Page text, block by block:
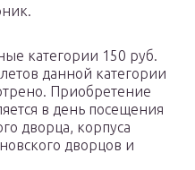
категории 150 руб.
данной категории
Приобретение
в день посещения
дворца, корпуса
дворцов и